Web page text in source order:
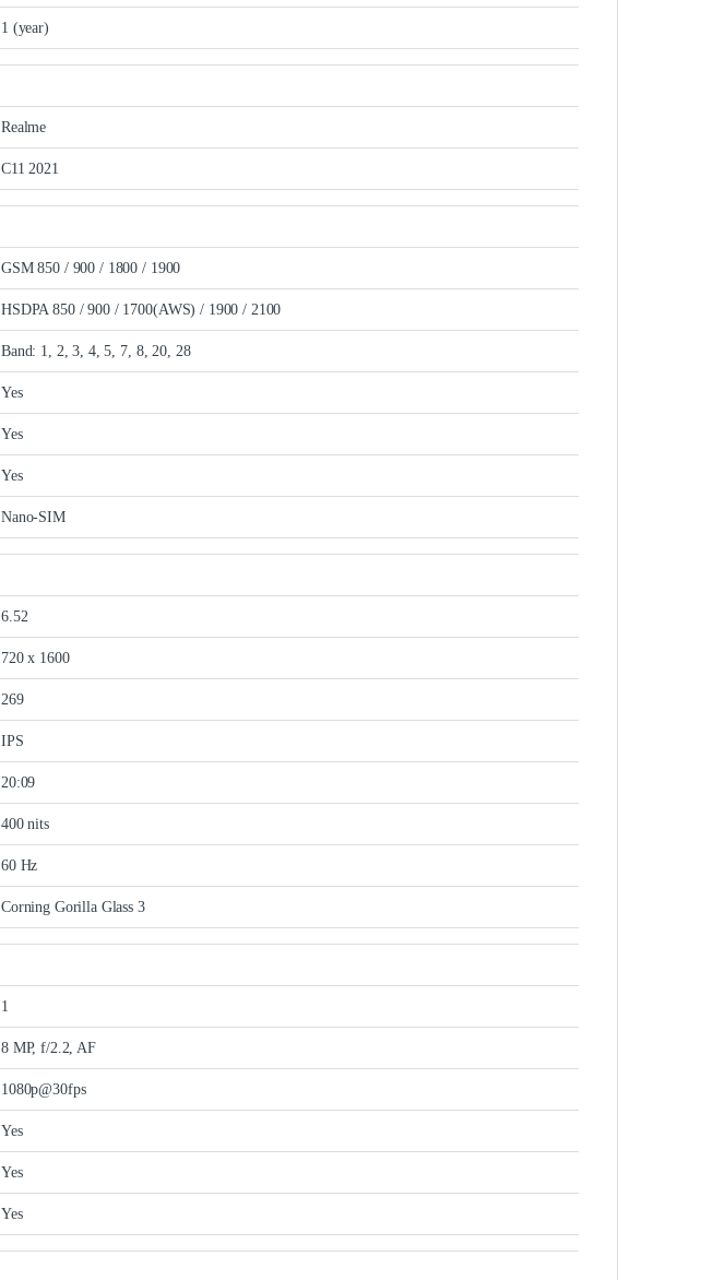
1 (year)
Realme
C11 2021
GSM 850 / 900 / 1800 / 1900
HSDPA 850 / 900 / 1700(AWS) / 1900 / 2100
Band: 1, 2, 3, 4, 5, 7, 8, 20, 28
Yes
Yes
Yes
Nano-SIM
6.52
720 x 1600
269
IPS
20:09
400 nits
60 Hz
Corning Gorilla Glass 3
1
8 MP, f/2.2, AF
1080p@30fps
Yes
Yes
Yes